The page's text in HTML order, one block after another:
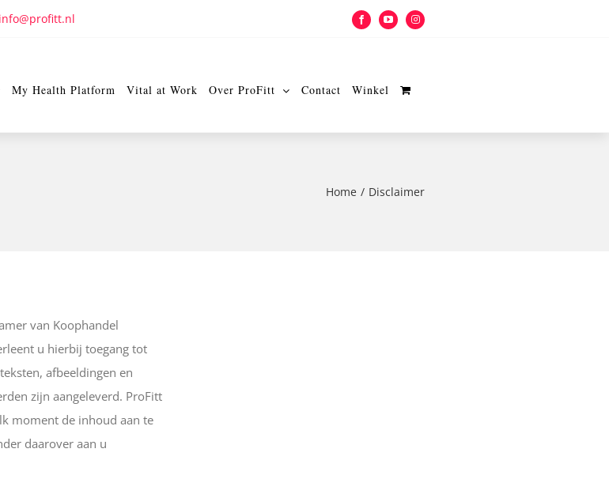
info@profitt.nl
FacebookYouTubeInstagram
My Health Platform Vital at Work Over ProFitt Contact Winkel
Home Disclaimer
van Koophandel
u hierbij toegang tot
afbeeldingen en
zijn aangeleverd. ProFitt
moment de inhoud aan te
daarover aan u